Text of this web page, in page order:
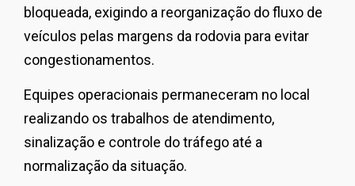
bloqueada, exigindo a reorganização do fluxo de
veículos pelas margens da rodovia para evitar
congestionamentos.
Equipes operacionais permaneceram no local
realizando os trabalhos de atendimento,
sinalização e controle do tráfego até a
normalização da situação.